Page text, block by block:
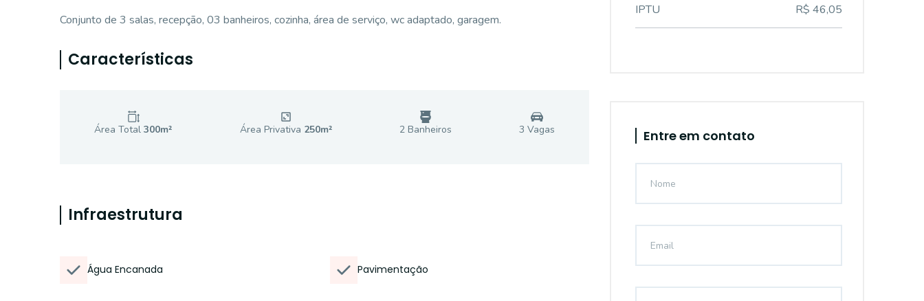
Conjunto de 3 salas, recepção, 03 banheiros, cozinha, área de serviço, wc adaptado, garagem.
Características
Área Total 300m² Área Privativa 250m² 2 Banheiros 3 Vagas
Infraestrutura
Água Encanada Pavimentação
IPTU R$ 46,05
Entre em contato